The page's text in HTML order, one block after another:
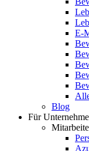
E-
Blog
Für